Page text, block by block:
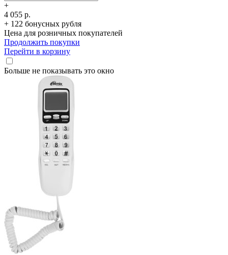
+
4 055 р.
+ 122 бонусных рубля
Цена для розничных покупателей
Продолжить покупки
Перейти в корзину
Больше не показывать это окно